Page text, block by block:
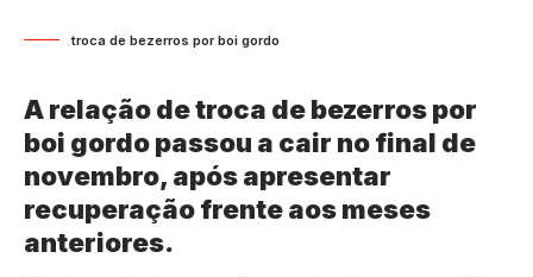
troca de bezerros por boi gordo
A relação de troca de bezerros por
boi gordo passou a cair no final de
novembro, após apresentar
recuperação frente aos meses
anteriores.